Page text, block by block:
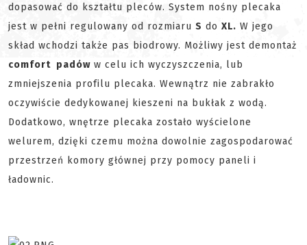
dopasować do kształtu pleców. System nośny plecaka
jest w pełni regulowany od rozmiaru S do XL. W jego
skład wchodzi także pas biodrowy. Możliwy jest demontaż
comfort padów w celu ich wyczyszczenia, lub
zmniejszenia profilu plecaka. Wewnątrz nie zabrakło
oczywiście dedykowanej kieszeni na bukłak z wodą.
Dodatkowo, wnętrze plecaka zostało wyścielone
welurem, dzięki czemu można dowolnie zagospodarować
przestrzeń komory głównej przy pomocy paneli i
ładownic.